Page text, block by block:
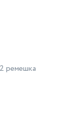
ремешка